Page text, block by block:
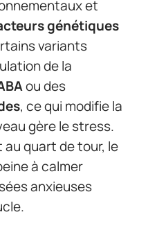
et
génétiques
variants
de la
ou des
, ce qui modifie la
gère le stress.
au quart de tour, le
à calmer
anxieuses